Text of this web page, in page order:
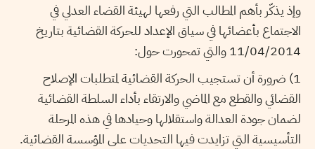
وإذ يذكّر بأهم المطالب التي رفعها لهيئة القضاء العدلي في
الاجتماع بأعضائها في سياق الإعداد للحركة القضائية بتاريخ
11/04/2014 والتي تمحورت حول:
1) ضرورة أن تستجيب الحركة القضائية لمتطلبات الإصلاح
القضائي والقطع مع الماضي والارتقاء بأداء السلطة القضائية
لضمان جودة العدالة واستقلالها وحيادها في هذه المرحلة
التأسيسية التي تزايدت فيها التحديات على المؤسسة القضائية.